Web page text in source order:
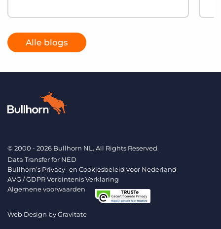
Alle blogs
© 2000 - 2026 Bullhorn NL. All Rights Reserved.
Data Transfer for NED
Bullhorn’s Privacy- en Cookiesbeleid voor Nederland
AVG / GDPR Verbintenis Verklaring
Algemene voorwaarden
Web Design byGravitate